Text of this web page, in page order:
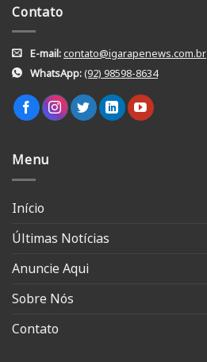
Contato
E-mail:contato@igarapenews.com.br
WhatsApp:(92) 98598-8634
Menu
Início
Últimas Notícias
Anuncie Aqui
Sobre Nós
Contato